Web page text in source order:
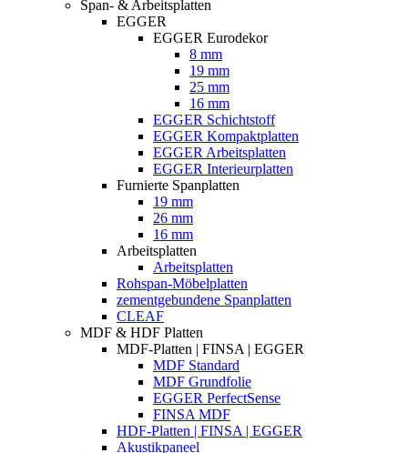
Span- & Arbeitsplatten
EGGER
EGGER Eurodekor
8 mm
19 mm
25 mm
16 mm
EGGER Schichtstoff
EGGER Kompaktplatten
EGGER Arbeitsplatten
EGGER Interieurplatten
Furnierte Spanplatten
19 mm
26 mm
16 mm
Arbeitsplatten
Arbeitsplatten
Rohspan-Möbelplatten
zementgebundene Spanplatten
CLEAF
MDF & HDF Platten
MDF-Platten | FINSA | EGGER
MDF Standard
MDF Grundfolie
EGGER PerfectSense
FINSA MDF
HDF-Platten | FINSA | EGGER
Akustikpaneel